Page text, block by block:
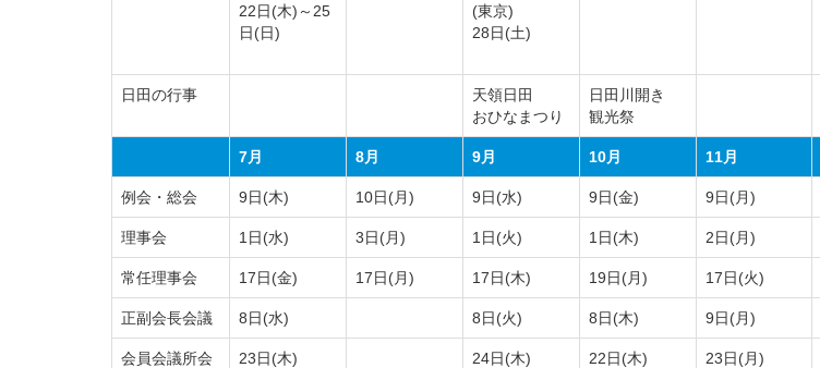
22日(木)～25
日(日)
(東京)
28日(土)
日田の行事
天領日田
おひなまつり
日田川開き
観光祭
7月 8月 9月 10月 11月
例会・総会 9日(木) 10日(月) 9日(水) 9日(金) 9日(月)
理事会 1日(水) 3日(月) 1日(火) 1日(木) 2日(月)
常任理事会 17日(金) 17日(月) 17日(木) 19日(月) 17日(火)
正副会長会議 8日(水) 8日(火) 8日(木) 9日(月)
会員会議所会
23日(木)
24日(木)
22日(木)
23日(月)